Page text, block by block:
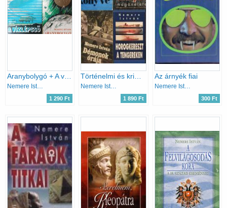
Nemere István
1 290 Ft
Nemere István
1 890 Ft
Az árnyék fiai
Nemere István
300 Ft